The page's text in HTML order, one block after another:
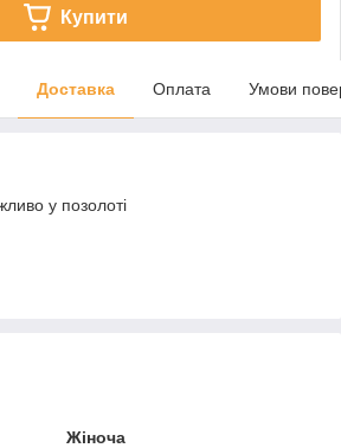
Купити
Доставка Оплата Умови
у позолоті
Жіноча